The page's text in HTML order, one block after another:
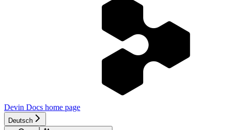
Devin Docs home page
Deutsch